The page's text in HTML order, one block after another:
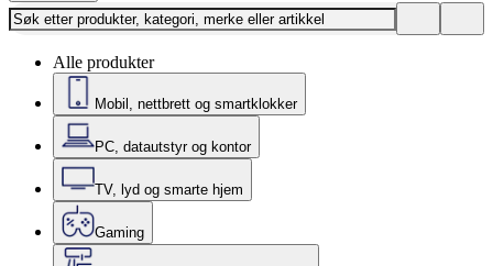
Alle produkter
Mobil, nettbrett og smartklokker
PC, datautstyr og kontor
TV, lyd og smarte hjem
Gaming